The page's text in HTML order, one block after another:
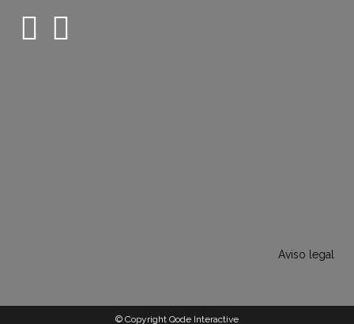
Aviso legal
© Copyright Qode Interactive